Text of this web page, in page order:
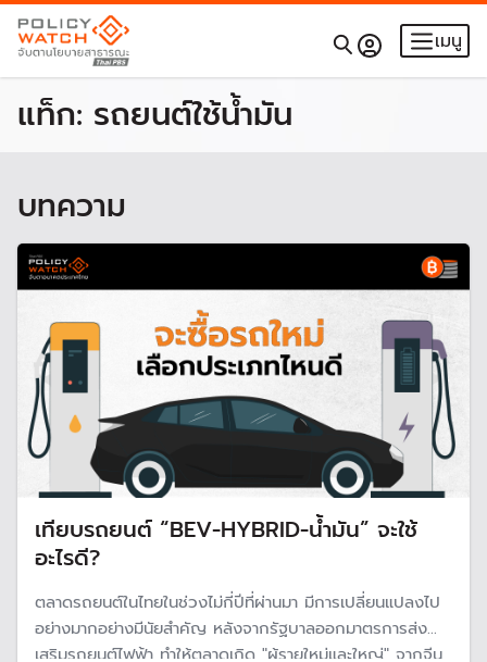
เมนู
แท็ก: รถยนต์ใช้น้ำมัน
บทความ
เทียบรถยนต์ “BEV-HYBRID-น้ำมัน” จะใช้
อะไรดี?
ตลาดรถยนต์ในไทยในช่วงไม่กี่ปีที่ผ่านมา มีการเปลี่ยนแปลงไป
อย่างมากอย่างมีนัยสำคัญ หลังจากรัฐบาลออกมาตรการส่ง
เสริมรถยนต์ไฟฟ้า ทำให้ตลาดเกิด "ผู้รายใหม่และใหญ่" จากจีน